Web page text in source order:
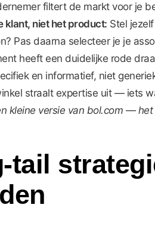
filtert de markt voor je
klant, niet het product: Stel
Pas daarna selecteer je je
heeft een duidelijke rode
en informatief, niet
straalt expertise uit — iets
kleine versie van bol.com —
tail